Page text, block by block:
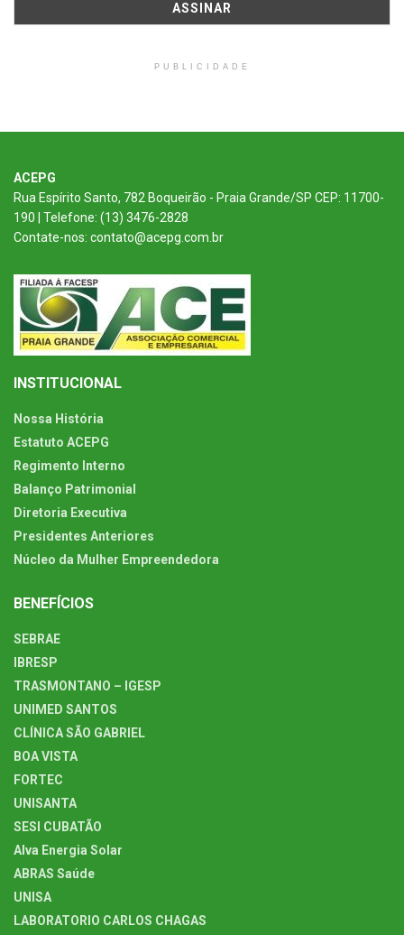
PUBLICIDADE
ACEPG
Rua Espírito Santo, 782 Boqueirão - Praia Grande/SP CEP: 11700-
190 | Telefone: (13) 3476-2828
Contate-nos: contato@acepg.com.br
INSTITUCIONAL
Nossa História
Estatuto ACEPG
Regimento Interno
Balanço Patrimonial
Diretoria Executiva
Presidentes Anteriores
Núcleo da Mulher Empreendedora
BENEFÍCIOS
SEBRAE
IBRESP
TRASMONTANO – IGESP
UNIMED SANTOS
CLÍNICA SÃO GABRIEL
BOA VISTA
FORTEC
UNISANTA
SESI CUBATÃO
Alva Energia Solar
ABRAS Saúde
UNISA
LABORATORIO CARLOS CHAGAS